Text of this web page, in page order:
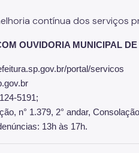
contínua dos serviços
OUVIDORIA MUNICIPAL
portal/servicos
5191;
n° 1.379, 2° andar,
13h às 17h.